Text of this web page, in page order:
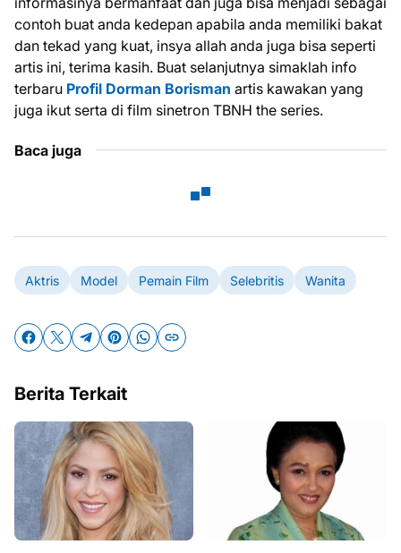
contoh buat anda kedepan apabila anda memiliki bakat
dan tekad yang kuat, insya allah anda juga bisa seperti
artis ini, terima kasih. Buat selanjutnya simaklah info
terbaru Profil Dorman Borisman artis kawakan yang
juga ikut serta di film sinetron TBNH the series.
Baca juga
Aktris Model Pemain Film Selebritis Wanita
Berita Terkait